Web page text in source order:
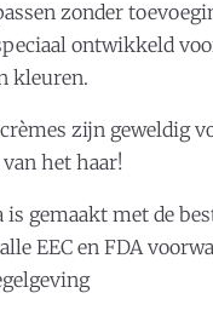
zonder
ontwikkeld
kleuren.
zijn geweldig
het haar!
is gemaakt met de
EEC en FDA